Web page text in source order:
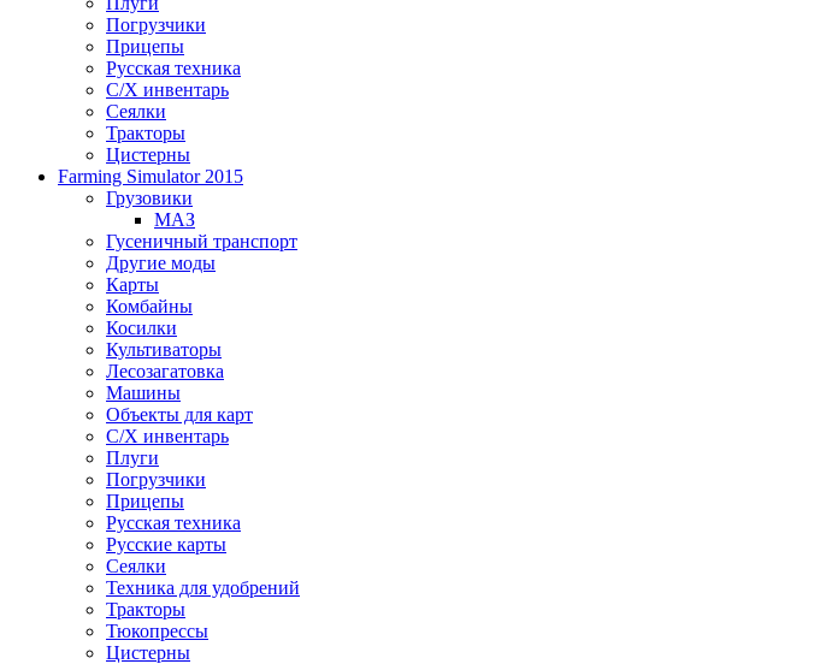
Погрузчики
Прицепы
Русская техника
С/Х инвентарь
Сеялки
Тракторы
Цистерны
Farming Simulator 2015
Грузовики
МАЗ
Гусеничный транспорт
Другие моды
Карты
Комбайны
Косилки
Культиваторы
Лесозагатовка
Машины
Объекты для карт
С/Х инвентарь
Плуги
Погрузчики
Прицепы
Русская техника
Русские карты
Сеялки
Техника для удобрений
Тракторы
Тюкопрессы
Цистерны